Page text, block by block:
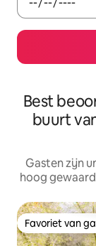
Best
buurt
Gasten zijn
hoog
Favoriet van
Favoriet van